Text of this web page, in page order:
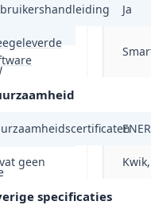
Ja
geen
specificaties